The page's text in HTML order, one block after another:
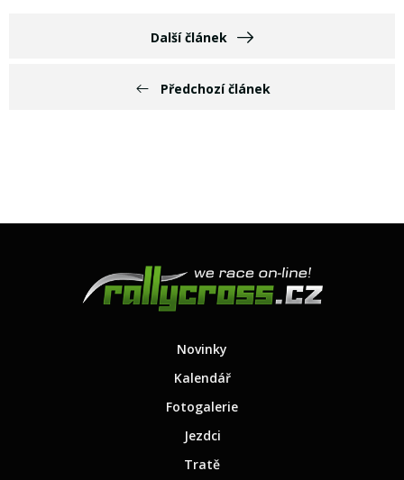
Předchozí článek
Další článek
Novinky
Kalendář
Fotogalerie
Jezdci
Tratě